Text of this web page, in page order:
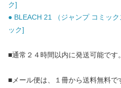
ク]
● BLEACH 21 （ジャンプ コミッ
ック]
■通常２４時間以内に発送可能です。
■メール便は、１冊から送料無料で